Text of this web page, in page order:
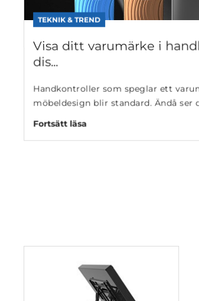
speglar ett varumärke eller en specifik
Ändå ser de...
med
TEKNIK & TREND
Hitta den perfekta